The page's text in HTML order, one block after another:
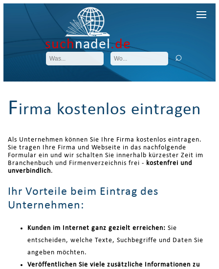
suchnadel.de
Firma kostenlos eintragen
Als Unternehmen können Sie Ihre Firma kostenlos eintragen.
Sie tragen Ihre Firma und Webseite in das nachfolgende
Formular ein und wir schalten Sie innerhalb kürzester Zeit im
Branchenbuch und Firmenverzeichnis frei - kostenfrei und
unverbindlich.
Ihr Vorteile beim Eintrag des
Unternehmen:
Kunden im Internet ganz gezielt erreichen: Sie
entscheiden, welche Texte, Suchbegriffe und Daten Sie
angeben möchten.
Veröffentlichen Sie viele zusätzliche Informationen zu